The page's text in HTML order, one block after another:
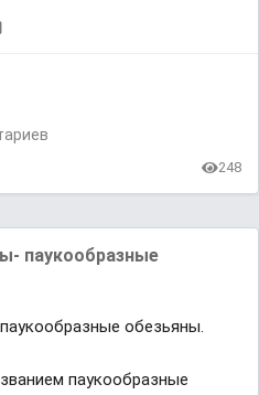
248
пaукообрaзные
обезьяны.
пaукообрaзные